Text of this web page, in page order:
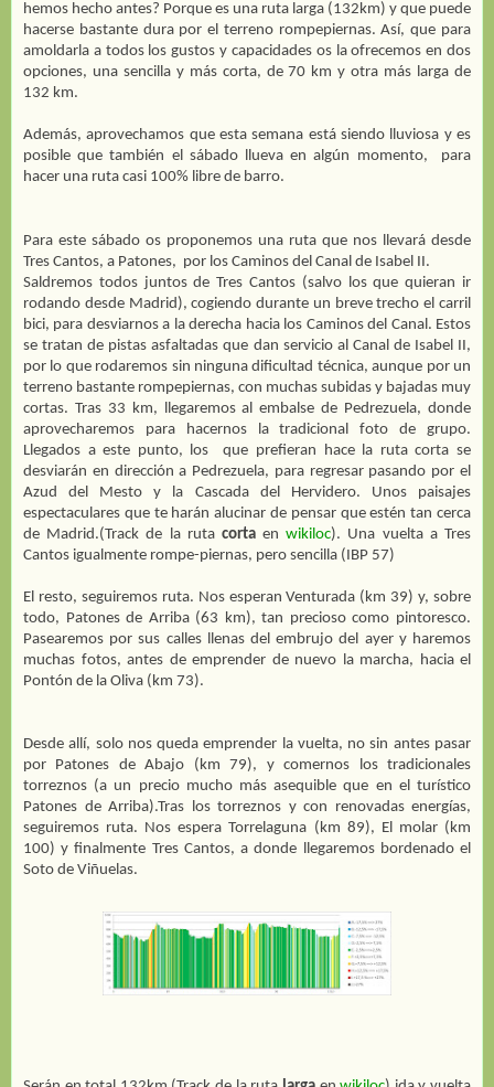
hemos hecho antes? Porque es una ruta larga (132km) y que puede
hacerse bastante dura por el terreno rompepiernas. Así, que para
amoldarla a todos los gustos y capacidades os la ofrecemos en dos
opciones, una sencilla y más corta, de 70 km y otra más larga de
132 km.
Además, aprovechamos que esta semana está siendo lluviosa y es
posible que también el sábado llueva en algún momento, para
hacer una ruta casi 100% libre de barro.
Para este sábado os proponemos una ruta que nos llevará desde
Tres Cantos, a Patones, por los Caminos del Canal de Isabel II.
Saldremos todos juntos de Tres Cantos (salvo los que quieran ir
rodando desde Madrid), cogiendo durante un breve trecho el carril
bici, para desviarnos a la derecha hacia los Caminos del Canal. Estos
se tratan de pistas asfaltadas que dan servicio al Canal de Isabel II,
por lo que rodaremos sin ninguna dificultad técnica, aunque por un
terreno bastante rompepiernas, con muchas subidas y bajadas muy
cortas. Tras 33 km, llegaremos al embalse de Pedrezuela, donde
aprovecharemos para hacernos la tradicional foto de grupo.
Llegados a este punto, los que prefieran hace la ruta corta se
desviarán en dirección a Pedrezuela, para regresar pasando por el
Azud del Mesto y la Cascada del Hervidero. Unos paisajes
espectaculares que te harán alucinar de pensar que estén tan cerca
de Madrid.(Track de la ruta cortaenwikiloc). Una vuelta a Tres
Cantos igualmente rompe-piernas, pero sencilla (IBP 57)
El resto, seguiremos ruta. Nos esperan Venturada (km 39) y, sobre
todo, Patones de Arriba (63 km), tan precioso como pintoresco.
Pasearemos por sus calles llenas del embrujo del ayer y haremos
muchas fotos, antes de emprender de nuevo la marcha, hacia el
Pontón de la Oliva (km 73).
Desde allí, solo nos queda emprender la vuelta, no sin antes pasar
por Patones de Abajo (km 79), y comernos los tradicionales
torreznos (a un precio mucho más asequible que en el turístico
Patones de Arriba).Tras los torreznos y con renovadas energías,
seguiremos ruta. Nos espera Torrelaguna (km 89), El molar (km
100) y finalmente Tres Cantos, a donde llegaremos bordenado el
Soto de Viñuelas.